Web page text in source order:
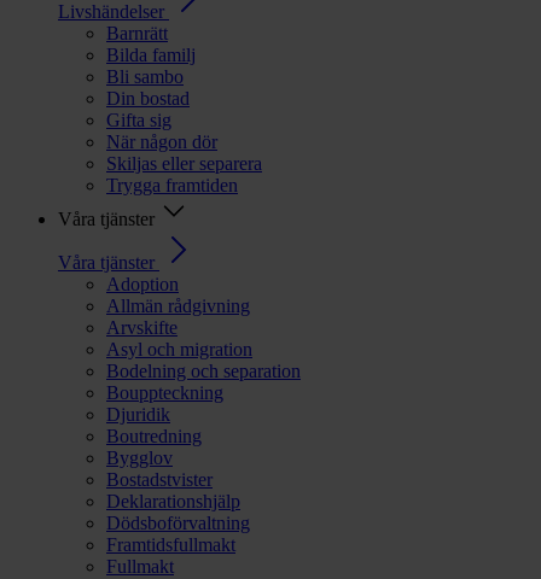
Livshändelser
Barnrätt
Bilda familj
Bli sambo
Din bostad
Gifta sig
När någon dör
Skiljas eller separera
Trygga framtiden
Våra tjänster
Våra tjänster
Adoption
Allmän rådgivning
Arvskifte
Asyl och migration
Bodelning och separation
Bouppteckning
Djuridik
Boutredning
Bygglov
Bostadstvister
Deklarationshjälp
Dödsboförvaltning
Framtidsfullmakt
Fullmakt